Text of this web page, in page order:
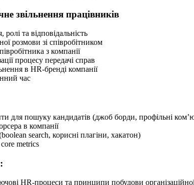
звільнення працівників
та відповідальність
розмови зі співробітником
з компанії
процесу передачі справ
в HR-бренді компанії
час
для пошуку кандидатів (джоб борди, профільні
в компанії
search, корисні плагіни, хакатон)
metrics
HR-процеси та принципи побудови